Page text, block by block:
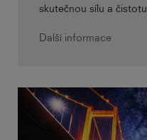
skutečnou sílu a čistotu.
Další informace